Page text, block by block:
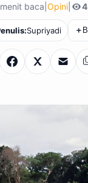
baca Opini|
Supriyadi ＋
Facebook
X Email